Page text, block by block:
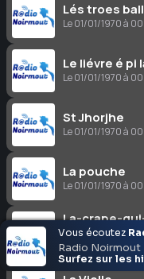
Lés troes
Le 01/01/1970 à
Le liévre é pi
Le 01/01/1970 à
St Jhorjhe
Le 01/01/1970 à
La pouche
Le 01/01/1970 à
La-crape-
grousse-
Le 01/01/1970 à
Vous écoutez
Radio Noirmout
Surfez sur les